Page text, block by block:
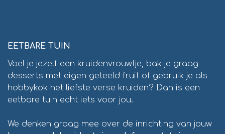
EETBARE TUIN
Voel je jezelf een kruidenvrouwtje, bak je graag
desserts met eigen geteeld fruit of gebruik je als
hobbykok het liefste verse kruiden? Dan is een
eetbare tuin echt iets voor jou.
We denken graag mee over de inrichting van jouw